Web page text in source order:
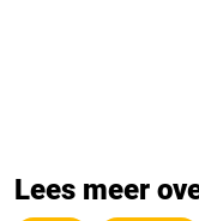
Lees meer